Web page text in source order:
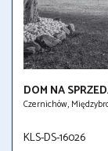
DOM NA
Czernichów,
KLS-DS-16026